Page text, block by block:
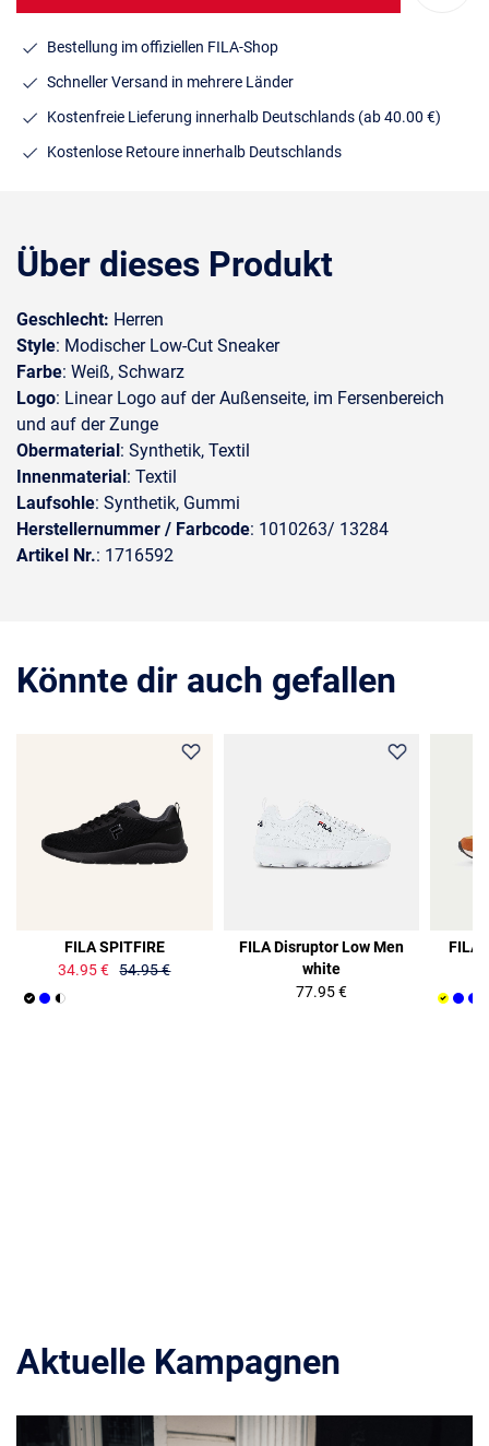
Bestellung im offiziellen FILA-Shop
Schneller Versand in mehrere Länder
Kostenfreie Lieferung innerhalb Deutschlands (ab 40.00 €)
Kostenlose Retoure innerhalb Deutschlands
Über dieses Produkt
Geschlecht: Herren
Style: Modischer Low-Cut Sneaker
Farbe: Weiß, Schwarz
Logo: Linear Logo auf der Außenseite, im Fersenbereich
und auf der Zunge
Obermaterial: Synthetik, Textil
Innenmaterial: Textil
Laufsohle: Synthetik, Gummi
Herstellernummer / Farbcode: 1010263/ 13284
Artikel Nr.: 1716592
Könnte dir auch gefallen
FILA SPITFIRE
34.95 € 54.95 €
FILA Disruptor Low Men
white
77.95 €
FILA
Aktuelle Kampagnen